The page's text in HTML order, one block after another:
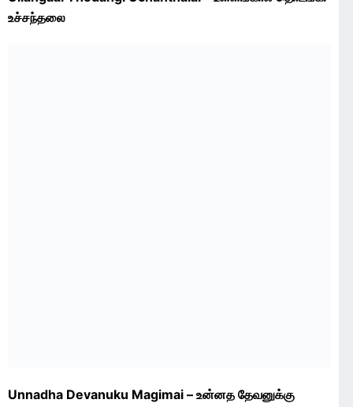
உச்சந்தலை
Unnadha Devanuku Magimai – உன்னத தேவனுக்கு